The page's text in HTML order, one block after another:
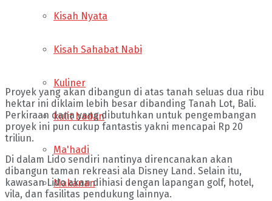
Kisah Nyata
Kisah Sahabat Nabi
Kuliner
kulit badan
Ma'hadi
Makanan
Proyek yang akan dibangun di atas tanah seluas dua ribu
hektar ini diklaim lebih besar dibanding Tanah Lot, Bali.
Perkiraan dana yang dibutuhkan untuk pengembangan
proyek ini pun cukup fantastis yakni mencapai Rp 20
triliun.
Di dalam Lido sendiri nantinya direncanakan akan
dibangun taman rekreasi ala Disney Land. Selain itu,
kawasan Lido akan dihiasi dengan lapangan golf, hotel,
vila, dan fasilitas pendukung lainnya.